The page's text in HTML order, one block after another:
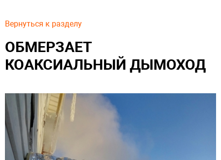
Вернуться к разделу
ОБМЕРЗАЕТ
КОАКСИАЛЬНЫЙ ДЫМОХОД